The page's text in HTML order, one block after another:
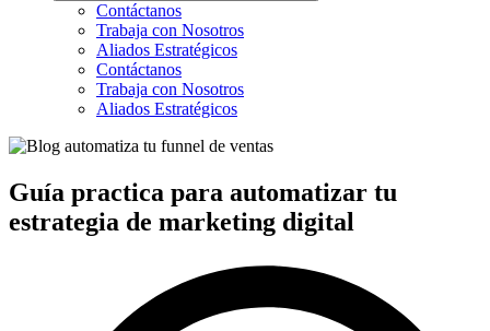
Contáctanos
Trabaja con Nosotros
Aliados Estratégicos
Contáctanos
Trabaja con Nosotros
Aliados Estratégicos
Guía practica para automatizar tu
estrategia de marketing digital